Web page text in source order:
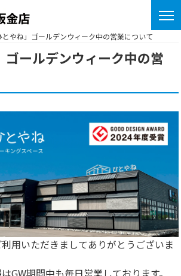
とやね」ゴールデンウィーク中の営業について
ゴールデンウィーク中の営
用いただきましてありがとうございま
GW期間中も毎日営業しております。